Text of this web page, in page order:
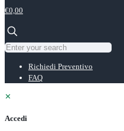
€0,00
Richiedi Preventivo
FAQ
✕
Accedi